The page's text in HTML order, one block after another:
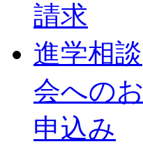
請求
進学相談
会へのお
申込み